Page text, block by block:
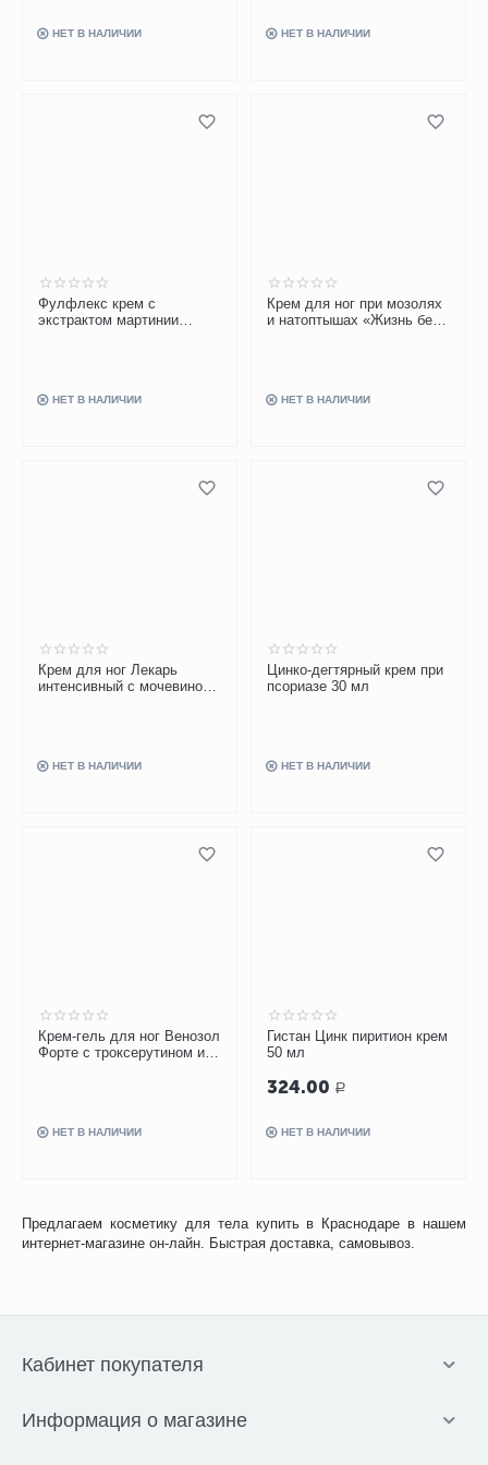
Предлагаем косметику для тела купить в Краснодаре в нашем
интернет-магазине он-лайн. Быстрая доставка, самовывоз.
НЕТ В НАЛИЧИИ НЕТ В НАЛИЧИИ
Фулфлекс крем с
экстрактом мартинии
НЕТ В НАЛИЧИИ
Крем для ног при мозолях
и натоптышах «Жизнь без
НЕТ В НАЛИЧИИ
Крем для ног Лекарь
интенсивный с мочевиной
НЕТ В НАЛИЧИИ
Цинко-дегтярный крем при
псориазе 30 мл
НЕТ В НАЛИЧИИ
Крем-гель для ног Венозол
Форте с троксерутином и
НЕТ В НАЛИЧИИ
Гистан Цинк пиритион крем
50 мл
324.00 Р
НЕТ В НАЛИЧИИ
Кабинет покупателя
Информация о магазине